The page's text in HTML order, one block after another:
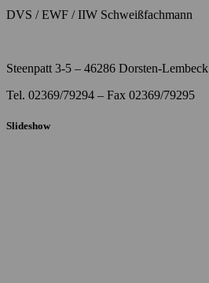
DVS / EWF / IIW Schweißfachmann
Steenpatt 3-5 – 46286 Dorsten-Lembeck
Tel. 02369/79294 – Fax 02369/79295
Slideshow